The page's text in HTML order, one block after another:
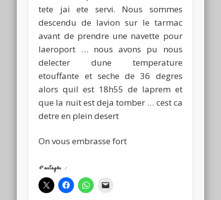
tete jai ete servi. Nous sommes
descendu de lavion sur le tarmac
avant de prendre une navette pour
laeroport … nous avons pu nous
delecter dune temperature
etouffante et seche de 36 degres
alors quil est 18h55 de laprem et
que la nuit est deja tomber … cest ca
detre en plein desert
On vous embrasse fort
Partager :